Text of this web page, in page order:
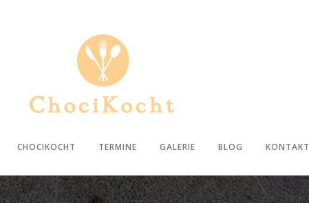
CHOCIKOCHT TERMINE GALERIE BLOG KONTAKT